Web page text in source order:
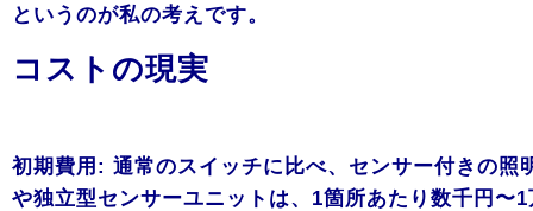
というのが私の考えです。
コストの現実
初期費用: 通常のスイッチに比べ、センサー付きの照
や独立型センサーユニットは、1箇所あたり数千円〜1